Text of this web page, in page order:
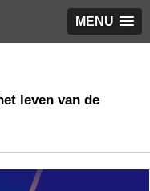
MENU
leven van de